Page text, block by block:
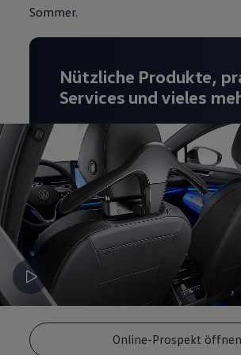
Magazin
Transport
Elektromobilität
Volkswagen R
Pannen- und Unfallhilfe
Sommer.
Online-Prospekt öffnen
Nützliche Produkte,
Services und vieles